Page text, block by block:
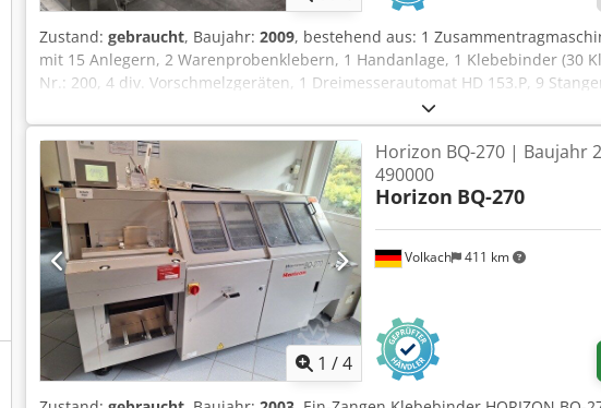
Zustand: gebraucht, Baujahr: 2009, bestehend aus: 1
mit 15 Anlegern, 2 Warenprobenklebern, 1 Handanlage, 1 Klebebinder (30
Nr.: 200, 4 div. Vorschmelzgeräten, 1 Dreimesserautomat HD 153.P, 9
Entstapler AE 360, 1 Kreuzleger RIMA XRS 130, 1 Ausfuhrband RS121, 1
771, 1 Transport- und Kühl-/Trockenstrecke mit div. Transportbändern und
Druckluftversorgung BECKER Variair CS ZU841, Baujahr: 2008, Serien-Nr.:
PUR-Leimbecken (PUR-Ausrüstung), Zusammentragmaschine mit
Zusammentragmaschine mit Signa-Lynx optischer Bogenkontrolle (auch
InkJet bzw. Cheshire Dcodpfjzqza Rox Apmsk
1 /4
Volkach 411 km
Horizon BQ-270 | Baujahr
490000
Horizon BQ-270